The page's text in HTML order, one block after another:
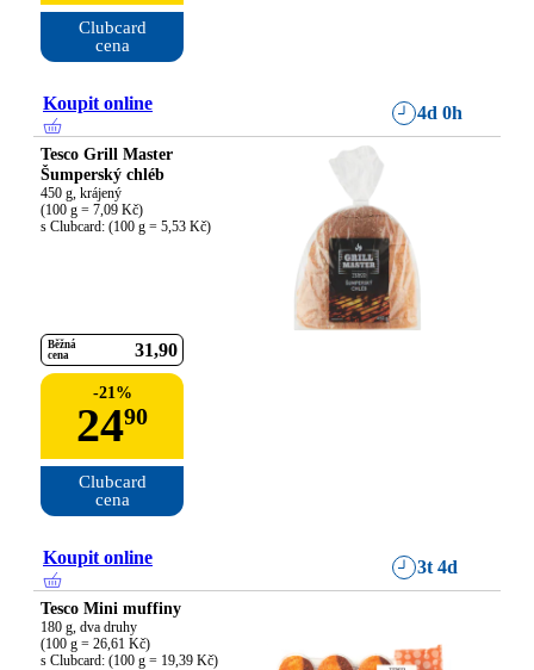
Clubcard
cena
Koupit online 4d 0h
Tesco Grill Master
Šumperský chléb
450 g, krájený
(100 g = 7,09 Kč)
s Clubcard: (100 g = 5,53 Kč)
Běžná
cena
31 90
-21%
2490
Clubcard
cena
Koupit online 3t 4d
Tesco Mini muffiny
180 g, dva druhy
(100 g = 26,61 Kč)
s Clubcard: (100 g = 19,39 Kč)